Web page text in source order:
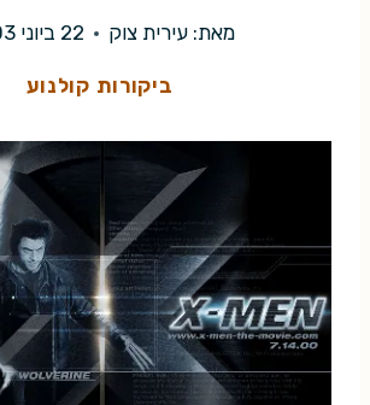
מאת: עירית צוק 22 ביוני 2003
ביקורות קולנוע